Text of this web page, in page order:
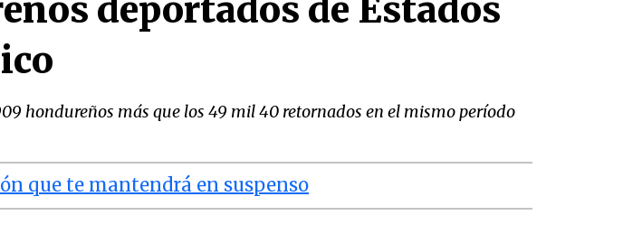
deportados de Estados
hondureños más que los 49 mil 40 retornados en el mismo período
que te mantendrá en suspenso